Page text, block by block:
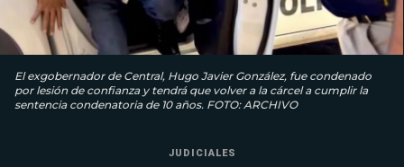
El exgobernador de Central, Hugo Javier González, fue condenado
por lesión de confianza y tendrá que volver a la cárcel a cumplir la
sentencia condenatoria de 10 años. FOTO: ARCHIVO
JUDICIALES